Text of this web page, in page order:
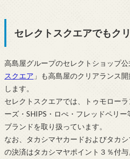
セレクトスクエアでもク
高島屋グループのセレクトショップ
スクエア 」も高島屋のクリアランス
します。
セレクトスクエアでは、トゥモロー
ーズ・SHIPS・ロぺ・フレッドペリー
ブランドを取り扱っています。
なお、タカシマヤカードおよびタカ
の決済はタカシマヤポイント３％付